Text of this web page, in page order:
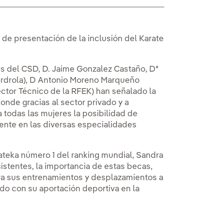
presentación de la inclusión del Karate
CSD, D. Jaime Gonzalez Castaño, Dª
D Antonio Moreno Marqueño
Técnico de la RFEK) han señalado la
gracias al sector privado y a
las mujeres la posibilidad de
en las diversas especialidades
número 1 del ranking mundial, Sandra
la importancia de estas becas,
sus entrenamientos y desplazamientos a
con su aportación deportiva en la